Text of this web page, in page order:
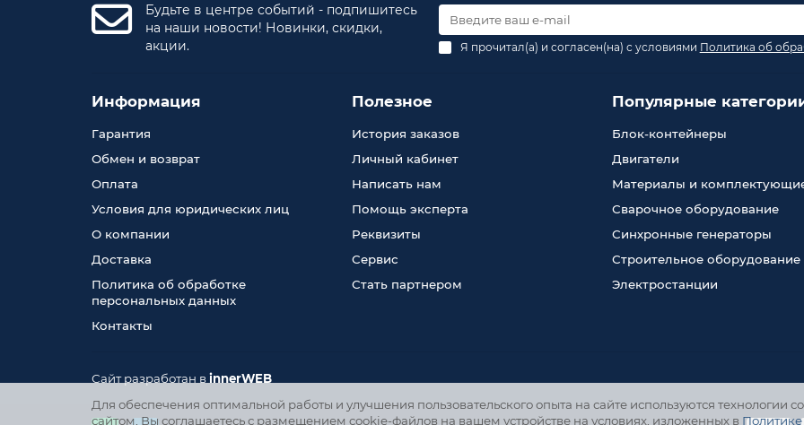
Для обеспечения оптимальной работы и улучшения пользовательского опыта на сайте используются технологии
сайтом, Вы соглашаетесь с размещением cookie-файлов на вашем устройстве на условиях, изложенных в
Будьте в центре событий - подпишитесь
на наши новости! Новинки, скидки,
акции.
Я прочитал(а) и согласен(на) с условиями Политика об
Информация
Гарантия
Обмен и возврат
Оплата
Условия для юридических лиц
О компании
Доставка
Политика об обработке
персональных данных
Контакты
Полезное
История заказов
Личный кабинет
Написать нам
Помощь эксперта
Реквизиты
Сервис
Стать партнером
Популярные
Блок-контейнеры
Двигатели
Материалы и
Сварочное оборудование
Синхронные генераторы
Строительное оборудование
Электростанции
Сайт разработан вinnerWEB